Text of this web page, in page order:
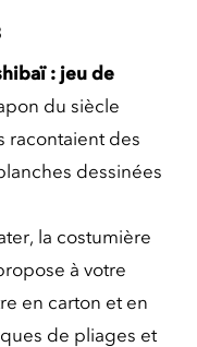
: jeu de
du siècle
racontaient des
dessinées
la costumière
à votre
en carton et en
de pliages et